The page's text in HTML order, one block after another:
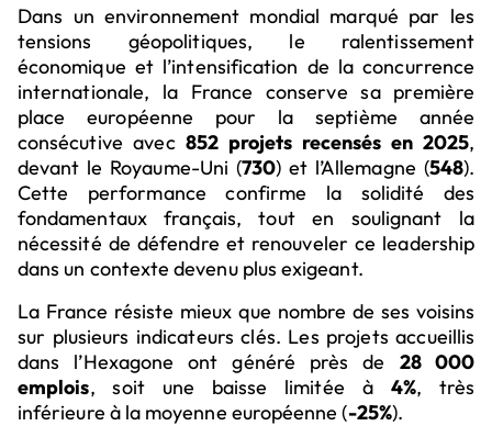
Dans un environnement mondial marqué par les
tensions géopolitiques, le ralentissement
économique et l’intensification de la concurrence
internationale, la France conserve sa première
place européenne pour la septième année
consécutive avec852 projets recensés en 2025,
devant le Royaume-Uni (730) et l’Allemagne (548).
Cette performance confirme la solidité des
fondamentaux français, tout en soulignant la
nécessité de défendre et renouveler ce leadership
dans un contexte devenu plus exigeant.
La France résiste mieux que nombre de ses voisins
sur plusieurs indicateurs clés. Les projets accueillis
dans l’Hexagone ont généré près de 28 000
emplois, soit une baisse limitée à 4%, très
inférieure à la moyenne européenne (-25%).